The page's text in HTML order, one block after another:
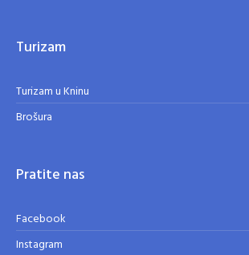
Turizam
Turizam u Kninu
Brošura
Pratite nas
Facebook
Instagram